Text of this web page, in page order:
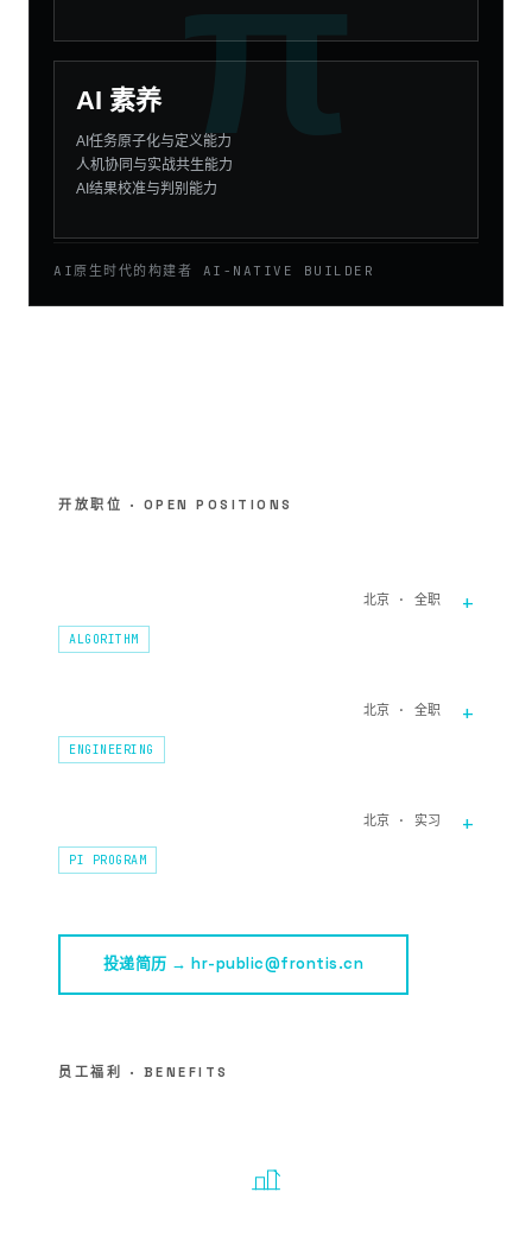
AI 素养
AI任务原子化与定义能力
人机协同与实战共生能力
AI结果校准与判别能力
AI原生时代的构建者 AI-NATIVE BUILDER
开放职位 · OPEN POSITIONS
北京 · 全职
ALGORITHM
北京 · 全职
ENGINEERING
北京 · 实习
PI PROGRAM
投递简历 → hr-public@frontis.cn
员工福利 · BENEFITS